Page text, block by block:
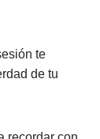
te
de tu